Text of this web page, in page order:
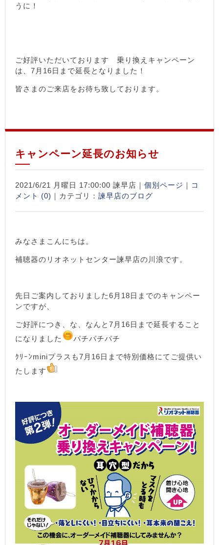
うに！
ご好評いただいております 乗り換えキャンペーン
は、7月16日まで延長となりました！
皆さまのご来店をお待ち致しております。
キャンペーン延長のお知らせ
2021/6/21 月曜日 17:00:00 諫早店｜ 個別ページ ｜ コ
メント (0) ｜カテゴリ： 諫早店のブログ
みなさまこんにちは。
補聴器のリオネットセンター諫早店の川浪です。
先日ご案内しておりました6月18日までのキャンペー
ンですが、
ご好評につき、な、なんと7月16日まで延長すること
になりました
パチパチパチ
ｸﾘｰﾝminiプラスも7月16日まで特別価格にてご提供い
たします